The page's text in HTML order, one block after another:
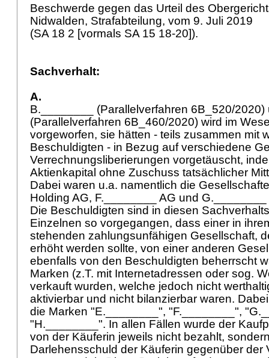
Beschwerde gegen das Urteil des
Nidwalden, Strafabteilung, vom 9. Juli 2019
(SA 18 2 [vormals SA 15 18-20]).
Sachverhalt:
A.
B.________ (Parallelverfahren 6B_520/
(Parallelverfahren 6B_460/2020) wird im
vorgeworfen, sie hätten - teils zusammen mit
Beschuldigten - in Bezug auf verschiedene
Verrechnungsliberierungen vorgetäuscht,
Aktienkapital ohne Zuschuss tatsächlicher
Dabei waren u.a. namentlich die
Holding AG, F.________ AG und
Die Beschuldigten sind in diesen
Einzelnen so vorgegangen, dass einer in
stehenden zahlungsunfähigen Gesellschaft,
erhöht werden sollte, von einer anderen
ebenfalls von den Beschuldigten beherrscht
Marken (z.T. mit Internetadressen oder sog.
verkauft wurden, welche jedoch nicht
aktivierbar und nicht bilanzierbar waren.
die Marken "E.________", "F.________",
"H.________". In allen Fällen wurde der
von der Käuferin jeweils nicht bezahlt,
Darlehensschuld der Käuferin gegenüber der